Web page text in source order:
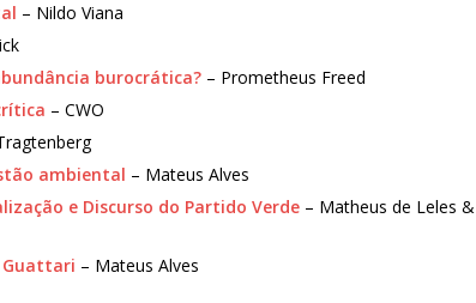
– Nildo Viana
burocrática? – Prometheus Freed
– CWO
ambiental – Mateus Alves
e Discurso do Partido Verde – Matheus de Leles &
Guattari – Mateus Alves